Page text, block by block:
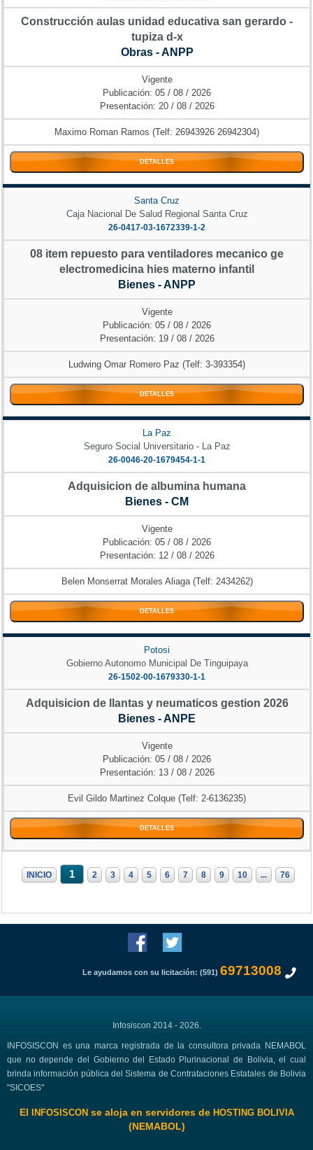
Construcción aulas unidad educativa san gerardo -
tupiza d-x
Obras - ANPP
Vigente
Publicación: 05 / 08 / 2026
Presentación: 20 / 08 / 2026
Maximo Roman Ramos (Telf: 26943926 26942304)
DETALLES
Santa Cruz
Caja Nacional De Salud Regional Santa Cruz
26-0417-03-1672339-1-2
08 item repuesto para ventiladores mecanico ge
electromedicina hies materno infantil
Bienes - ANPP
Vigente
Publicación: 05 / 08 / 2026
Presentación: 19 / 08 / 2026
Ludwing Omar Romero Paz (Telf: 3-393354)
DETALLES
La Paz
Seguro Social Universitario - La Paz
26-0046-20-1679454-1-1
Adquisicion de albumina humana
Bienes - CM
Vigente
Publicación: 05 / 08 / 2026
Presentación: 12 / 08 / 2026
Belen Monserrat Morales Aliaga (Telf: 2434262)
DETALLES
Potosi
Gobierno Autonomo Municipal De Tinguipaya
26-1502-00-1679330-1-1
Adquisicion de llantas y neumaticos gestion 2026
Bienes - ANPE
Vigente
Publicación: 05 / 08 / 2026
Presentación: 13 / 08 / 2026
Evil Gildo Martinez Colque (Telf: 2-6136235)
DETALLES
INICIO 1 2 3 4 5 6 7 8 9 10 ... 76
Le ayudamos con su licitación: (591) 69713008
Infosiscon 2014 - 2026.
INFOSISCON es una marca registrada de la consultora privada NEMABOL
que no depende del Gobierno del Estado Plurinacional de Bolivia, el cual
brinda información pública del Sistema de Contrataciones Estatales de Bolivia
"SICOES"
El INFOSISCONse aloja en servidores de HOSTING BOLIVIA
(NEMABOL)